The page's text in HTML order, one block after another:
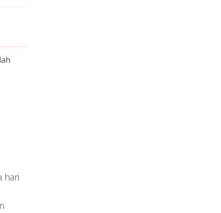
hari